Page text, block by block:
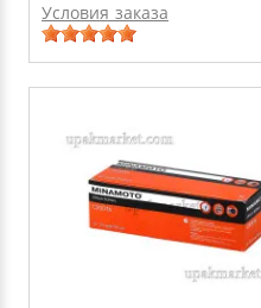
Условия заказа